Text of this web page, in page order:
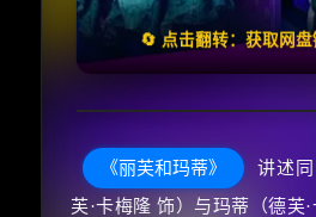
🔄 点击翻转：获取网
失效请反馈
天天领红包
《丽芙和玛蒂》
讲述
芙·卡梅隆 饰）与玛蒂（德芙